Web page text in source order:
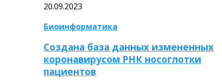
20.09.2023
Биоинформатика
Создана база данных измененных
коронавирусом РНК носоглотки
пациентов